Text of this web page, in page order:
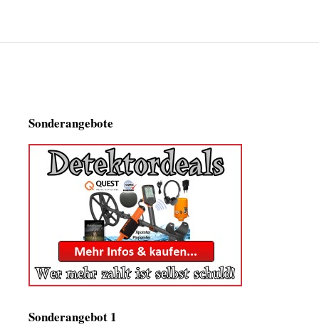
Sonderangebote
Sonderangebot 1